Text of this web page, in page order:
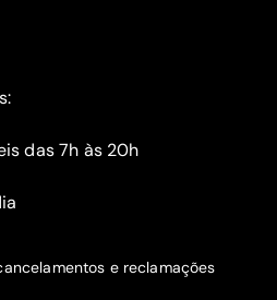
das 7h às 20h
e reclamações